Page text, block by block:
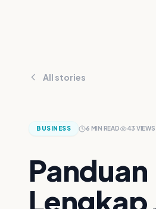
All stories
BUSINESS 6 MIN READ 43 VIEWS
Panduan
Lengkap